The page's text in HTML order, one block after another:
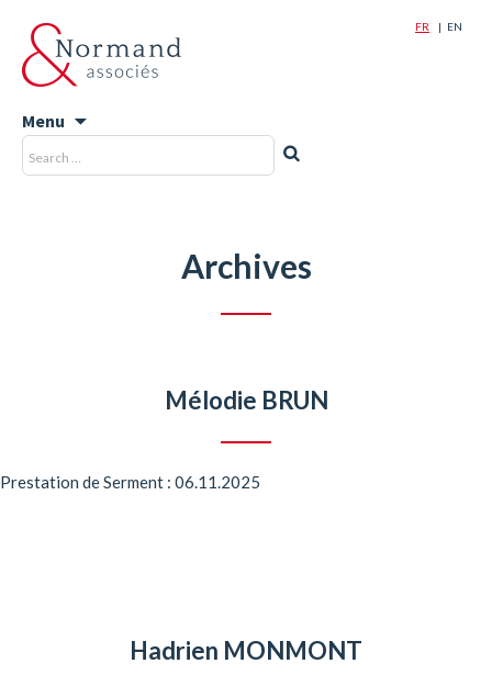
FR EN
Menu
Skip
to
Recherche
pour
Archives
Mélodie BRUN
Prestation de Serment : 06.11.2025
Hadrien MONMONT